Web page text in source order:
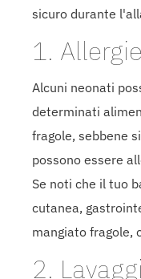
sicuro durante
1. Allergie
Alcuni neonati
determinati
fragole, sebbene
possono essere
Se noti che il tuo
cutanea,
mangiato fragole,
2.